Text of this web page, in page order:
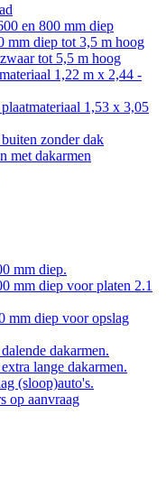
en 800 mm diep
mm diep tot 3,5 m hoog
tot 5,5 m hoog
1,22 m x 2,44 -
1,53 x 3,05
zonder dak
met dakarmen
mm diep.
mm diep voor platen 2.1
mm diep voor opslag
dakarmen.
lange dakarmen.
(sloop)auto's.
op aanvraag